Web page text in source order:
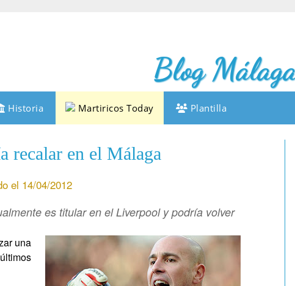
Blog
Historia Martiricos Today Plantilla
recalar en el Málaga
el 14/04/2012
es titular en el Liverpool y podría volver
una